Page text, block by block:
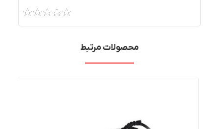
محصولات مرتبط